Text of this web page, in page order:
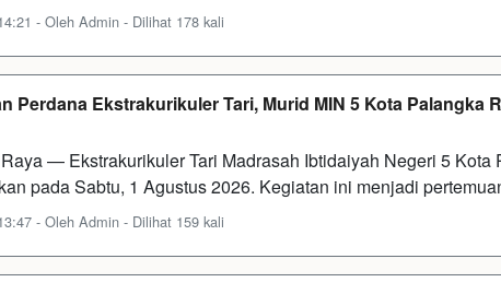
- Oleh Admin - Dilihat 178 kali
Perdana Ekstrakurikuler Tari, Murid MIN 5 Kota Palangka
— Ekstrakurikuler Tari Madrasah Ibtidaiyah Negeri 5 Kota
pada Sabtu, 1 Agustus 2026. Kegiatan ini menjadi
- Oleh Admin - Dilihat 159 kali